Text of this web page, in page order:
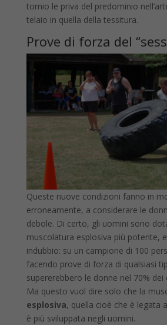
tornio le priva del predominio
telaio in quella della tessitura.
Prove di forza del
Queste nuove condizioni fanno in
erroneamente, a considerare le
debole. Di certo, gli uomini sono
muscolatura esplosiva più potente,
indubbio: su un campione di 100
facendo prove di forza di qualsiasi
supererebbero le donne nel 70% dei
Ma questo vuol dire solo che la
esplosiva, quella cioè che è legata
è più sviluppata negli uomini.